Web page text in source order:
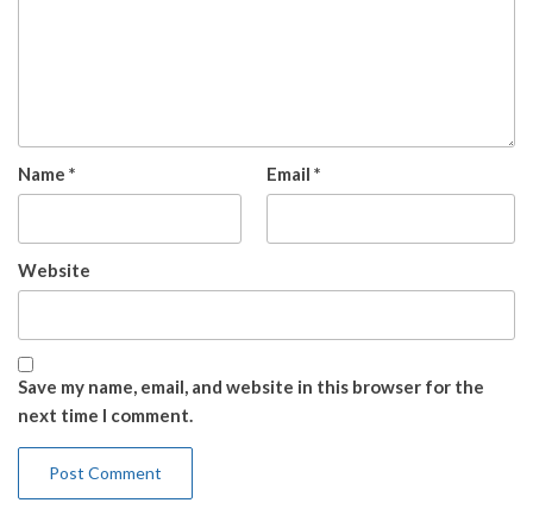
Name * Email *
Website
Save my name, email, and website in this browser for the
next time I comment.